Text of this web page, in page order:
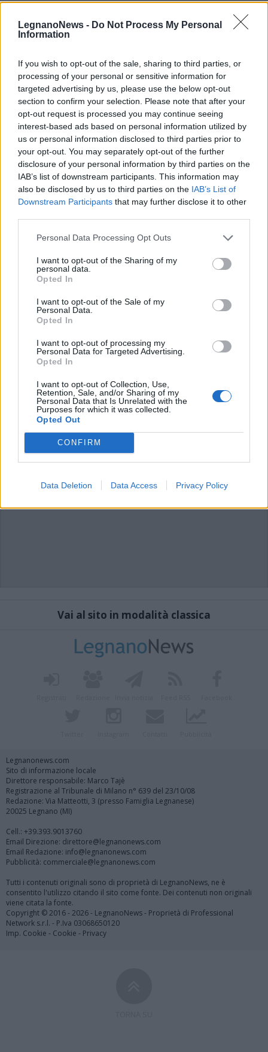
LegnanoNews - Do Not Process My Personal
Information
If you wish to opt-out of the sale, sharing to third parties, or
processing of your personal or sensitive information for
targeted advertising by us, please use the below opt-out
section to confirm your selection. Please note that after your
opt-out request is processed you may continue seeing
interest-based ads based on personal information utilized by
us or personal information disclosed to third parties prior to
your opt-out. You may separately opt-out of the further
disclosure of your personal information by third parties on the
IAB’s list of downstream participants. This information may
also be disclosed by us to third parties on the IAB’s List of
Downstream Participants that may further disclose it to other
Personal Data Processing Opt Outs
I want to opt-out of the Sharing of my
personal data.
Opted In
I want to opt-out of the Sale of my
Personal Data.
Opted In
I want to opt-out of processing my
Personal Data for Targeted Advertising.
Opted In
I want to opt-out of Collection, Use,
Retention, Sale, and/or Sharing of my
Personal Data that Is Unrelated with the
Purposes for which it was collected.
Opted Out
CONFIRM
Data Deletion Data Access Privacy Policy
5 di 16
L’Olimpic Taekwondo Valerio Spinosa vince la quarta
edizione del Trofeo Manfredi a Lonate Pozzolo
Commenti
Accedioregistrati
L'email è richiesta ma non verrà mostrata ai visitatori. Il contenuto di questo
commento esprime il pensiero dell'autore e non rappresenta la linea editoriale
di VareseNews.it, che rimane autonoma e indipendente. I messaggi inclusi nei
commenti non sono testi giornalistici, ma post inviati dai singoli lettori che
che includano uno o più link a siti esterni verranno rimossi in automatico dal
Vai al sito in modalità classica
Legnanonews.com
Sito di informazione locale
Direttore responsabile: Marco Tajè
Registrazione al Tribunale di Milano n° 639 del 23/10/08
Redazione: Via Matteotti, 3 (presso Famiglia Legnanese)
20025 Legnano (MI)
Cell.: +39.393.9013760
Email Direzione: direttore@legnanonews.com
Email Redazione: info@legnanonews.com
Pubblicità: commerciale@legnanonews.com
Tutti i contenuti originali sono di proprietà di LegnanoNews, ne è
consentito l'utilizzo citando il sito come fonte. Dei contenuti non originali
viene citata la fonte.
Copyright © 2016 - 2026 - LegnanoNews - Proprietà di Professional
Network s.r.l. - P.Iva 03068650120
Imp. Cookie - Cookie - Privacy